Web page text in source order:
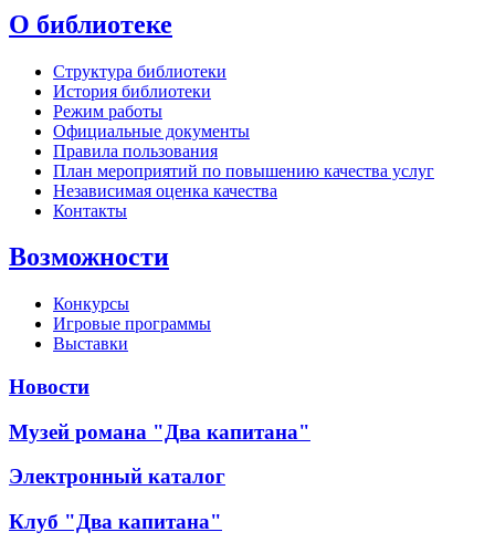
О библиотеке
Структура библиотеки
История библиотеки
Режим работы
Официальные документы
Правила пользования
План мероприятий по повышению качества услуг
Независимая оценка качества
Контакты
Возможности
Конкурсы
Игровые программы
Выставки
Новости
Музей романа "Два капитана"
Электронный каталог
Клуб "Два капитана"